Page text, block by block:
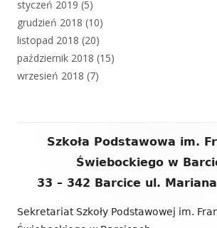
styczeń 2019 (5)
grudzień 2018 (10)
listopad 2018 (20)
październik 2018 (15)
wrzesień 2018 (7)
Zawartość
Szkoła Podstawowa im.
Świebockiego w
33 – 342 Barcice ul.
Sekretariat Szkoły Podstawowej im.